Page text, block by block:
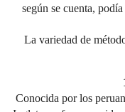
según se cuenta,
La variedad de
Conocida por los